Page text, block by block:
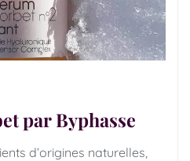
par Byphasse
d’origines naturelles,